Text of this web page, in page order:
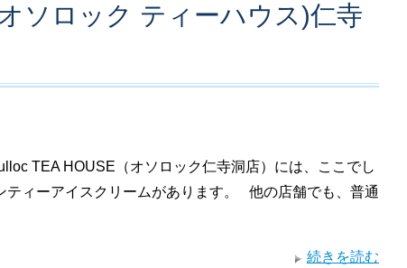
ソロック ティーハウス)仁寺
TEA HOUSE（オソロック仁寺洞店）には、ここでし
ティーアイスクリームがあります。 他の店舗でも、普通
続きを読む